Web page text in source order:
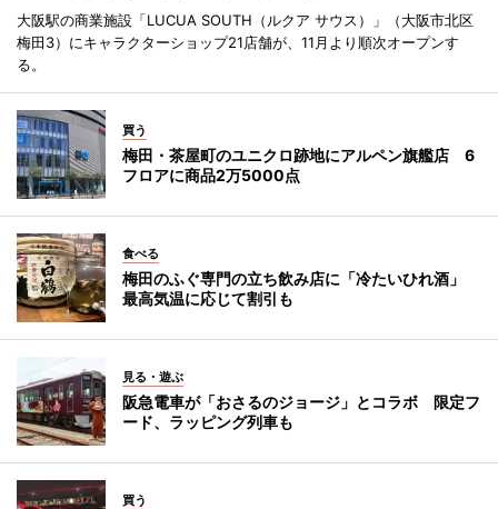
大阪駅の商業施設「LUCUA SOUTH（ルクア サウス）」（大阪市北区
梅田3）にキャラクターショップ21店舗が、11月より順次オープンす
る。
買う
梅田・茶屋町のユニクロ跡地にアルペン旗艦店 6
フロアに商品2万5000点
食べる
梅田のふぐ専門の立ち飲み店に「冷たいひれ酒」
最高気温に応じて割引も
見る・遊ぶ
阪急電車が「おさるのジョージ」とコラボ 限定フ
ード、ラッピング列車も
買う